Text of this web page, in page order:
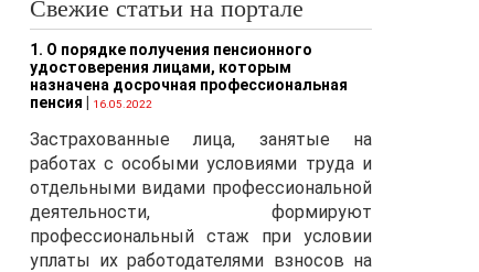
Свежие статьи на портале
1. О порядке получения пенсионного
удостоверения лицами, которым
назначена досрочная профессиональная
пенсия
16.05.2022
Застрахованные лица, занятые на
работах с особыми условиями труда и
отдельными видами профессиональной
деятельности, формируют
профессиональный стаж при условии
уплаты их работодателями взносов на